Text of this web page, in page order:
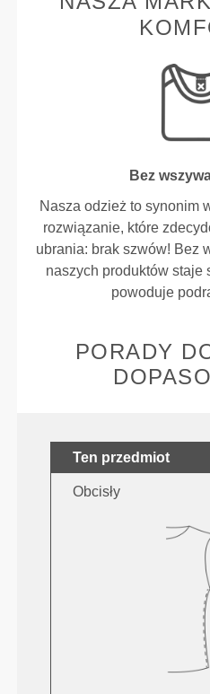
Bez
Nasza odzież to synonim
rozwiązanie, które
ubrania: brak szwów! Bez
naszych produktów staje
powoduje
PORADY
Ten przedmiot
Obcisły